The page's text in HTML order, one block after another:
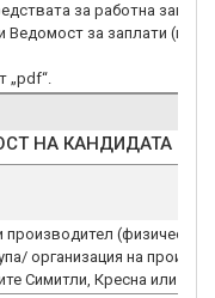
за работна
Ведомост за заплати
НА КАНДИДАТА
(физическо и
организация на
Симитли, Кресна или